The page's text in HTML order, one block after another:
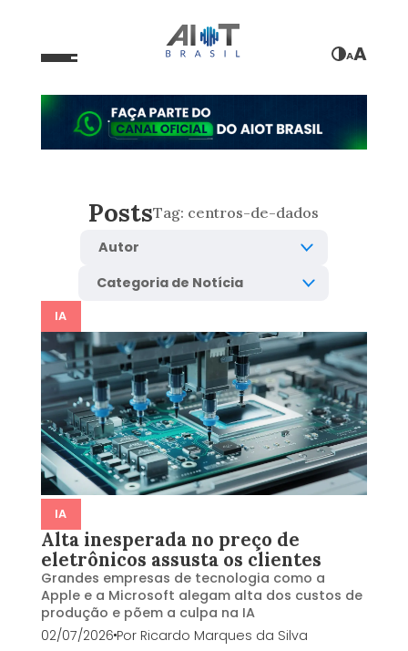
AA
PostsTag: centros-de-dados
IA
IA
Alta inesperada no preço de
eletrônicos assusta os clientes
Grandes empresas de tecnologia como a
Apple e a Microsoft alegam alta dos custos de
produção e põem a culpa na IA
02/07/2026Por Ricardo Marques da Silva